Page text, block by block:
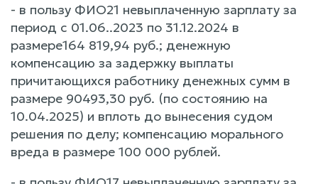
- в пользу ФИО21 невыплаченную зарплату за
период с 01.06..2023 по 31.12.2024 в
размере164 819,94 руб.; денежную
компенсацию за задержку выплаты
причитающихся работнику денежных сумм в
размере 90493,30 руб. (по состоянию на
10.04.2025) и вплоть до вынесения судом
решения по делу; компенсацию морального
вреда в размере 100 000 рублей.